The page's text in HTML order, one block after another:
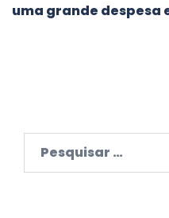
uma grande despesa
por: